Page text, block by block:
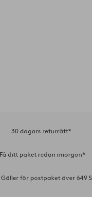
30 dagars returrätt*
Få ditt paket redan imorgon*
Gäller för postpaket över 649